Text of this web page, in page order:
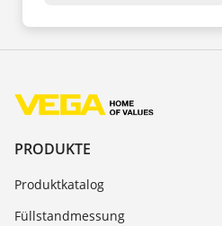
PRODUKTE
Produktkatalog
Füllstandmessung